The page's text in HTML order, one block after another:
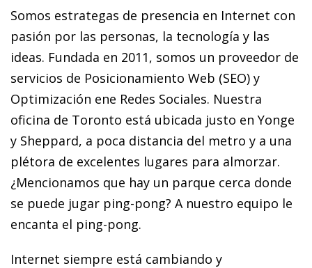
Somos estrategas de presencia en Internet con
pasión por las personas, la tecnología y las
ideas. Fundada en 2011, somos un proveedor de
servicios de Posicionamiento Web (SEO) y
Optimización ene Redes Sociales. Nuestra
oficina de Toronto está ubicada justo en Yonge
y Sheppard, a poca distancia del metro y a una
plétora de excelentes lugares para almorzar.
¿Mencionamos que hay un parque cerca donde
se puede jugar ping-pong? A nuestro equipo le
encanta el ping-pong.
Internet siempre está cambiando y